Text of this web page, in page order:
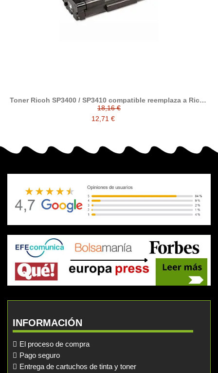
Toner Ricoh SP3400 / SP3410 compatible reemplaza a Ricoh
SP-3400 ( 406522 )
18,16 €
12,71 €
INFORMACIÓN
El proceso de compra
Pago seguro
Entrega de cartuchos de tinta y toner